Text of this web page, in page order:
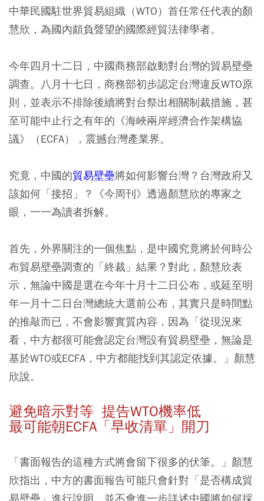
中華民國駐世界貿易組織（WTO）首任常任代表的顏
慧欣，為國內頗負聲望的國際經貿法律學者。
今年四月十二日，中國商務部啟動對台灣的貿易壁壘
調查。八月十七日，商務部初步認定台灣違反WTO原
則，並表示不排除後續將對台祭出相關制裁措施，甚
至可能中止行之有年的《海峽兩岸經濟合作架構協
議》（ECFA），震撼台灣產業界。
究竟，中國的貿易壁壘將如何影響台灣？台灣政府又
該如何「接招」？《今周刊》透過顏慧欣的專家之
眼，一一為讀者拆解。
首先，外界關注的一個焦點，是中國究竟將於何時公
布貿易壁壘調查的「終裁」結果？對此，顏慧欣表
示，無論中國是選在今年十月十二日公布，或延至明
年一月十二日台灣總統大選前公布，其實只是時間點
的推敲而已，不會影響實質內容，因為「從現況來
看，中方都很可能會認定台灣設有貿易壁壘，無論是
基於WTO或ECFA，中方都能找到其認定依據。」顏慧
欣說。
避免暗示對等 提告WTO機率低
最可能朝ECFA「早收清單」開刀
「書面報告的這種方式將會留下很多的伏筆。」顏慧
欣指出，中方的書面報告可能只會針對「是否構成貿